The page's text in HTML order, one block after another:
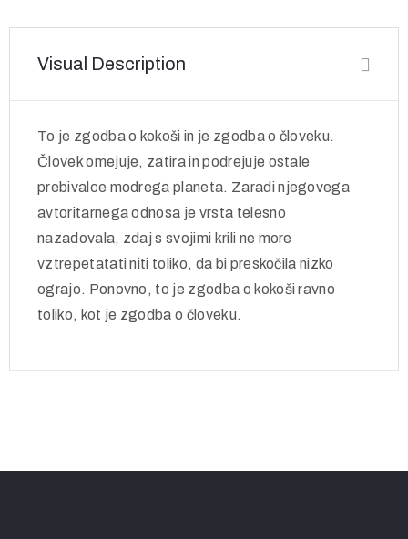
Visual Description
To je zgodba o kokoši in je zgodba o človeku.
Človek omejuje, zatira in podrejuje ostale
prebivalce modrega planeta. Zaradi njegovega
avtoritarnega odnosa je vrsta telesno
nazadovala, zdaj s svojimi krili ne more
vztrepetatati niti toliko, da bi preskočila nizko
ograjo. Ponovno, to je zgodba o kokoši ravno
toliko, kot je zgodba o človeku.